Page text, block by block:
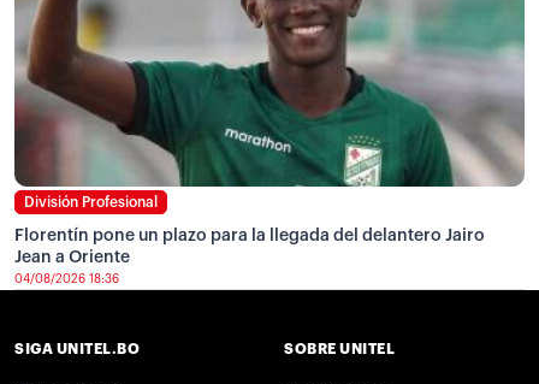
División Profesional
Florentín pone un plazo para la llegada del delantero Jairo
Jean a Oriente
04/08/2026 18:36
SIGA UNITEL.BO SOBRE UNITEL